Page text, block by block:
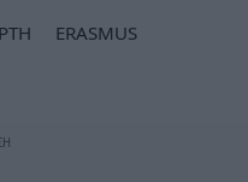
ERASMUS